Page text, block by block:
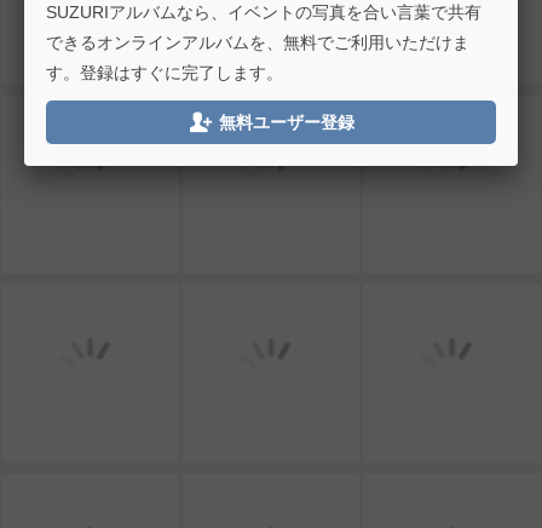
SUZURIアルバムなら、イベントの写真を合い言葉で共有
できるオンラインアルバムを、無料でご利用いただけま
す。登録はすぐに完了します。
 無料ユーザー登録